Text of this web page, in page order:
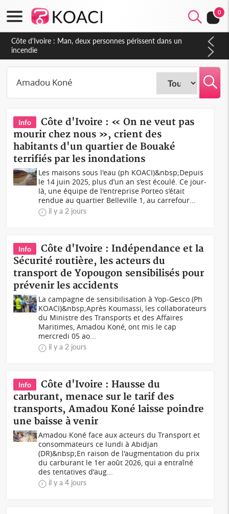
0
Côte d'Ivoire : Man, deux personnes périssent dans un
incendie
Info
Côte d'Ivoire : « On ne veut pas
mourir chez nous », crient des
habitants d'un quartier de Bouaké
terrifiés par les inondations
Les maisons sous l'eau (ph KOACI)&nbsp;Depuis
le 14 juin 2025, plus d’un an s’est écoulé. Ce jour-
là, une équipe de l'entreprise Porteo s’était
rendue au quartier Belleville 1, au carrefour...
il y a 2 jours
Info
Côte d'Ivoire : Indépendance et la
Sécurité routière, les acteurs du
transport de Yopougon sensibilisés pour
prévenir les accidents
La campagne de sensibilisation à Yop-Gesco (Ph
KOACI)&nbsp;Après Koumassi, les collaborateurs
du Ministre des Transports et des Affaires
Maritimes, Amadou Koné, ont mis le cap
mercredi 05 ao...
il y a 2 jours
Info
Côte d'Ivoire : Hausse du
carburant, menace sur le tarif des
transports, Amadou Koné laisse poindre
une baisse à venir
Amadou Koné face aux acteurs du Transport et
consommateurs ce lundi à Abidjan
(DR)&nbsp;En raison de l'augmentation du prix
du carburant le 1er août 2026, qui a entraîné
des tentatives d'aug...
il y a 4 jours